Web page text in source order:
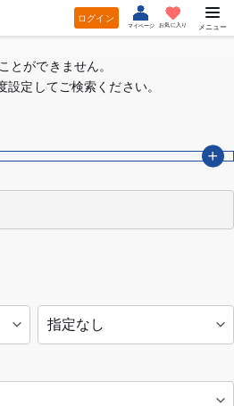
ログイン
マイページ お気に入り メニュー
とができません。
定してご検索ください。